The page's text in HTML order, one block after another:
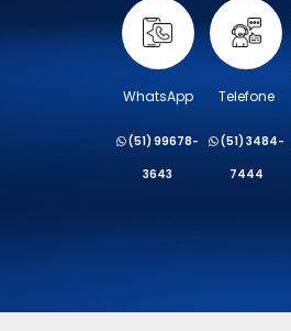
WhatsApp
(51) 99678-
3643
Telefone
(51) 3484-
7444